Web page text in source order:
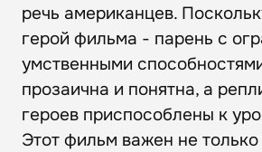
речь американцев.
герой фильма - парень с
умственными
прозаична и понятна, а
героев приспособлены к
Этот фильм важен не